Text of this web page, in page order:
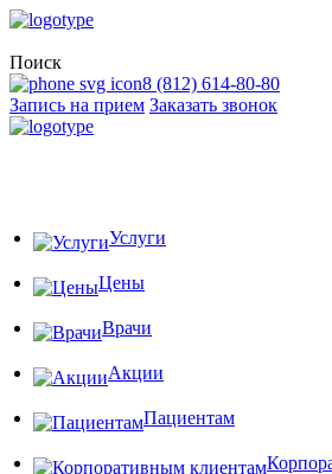
Поиск
8 (812) 614-80-80
Запись на прием Заказать звонок
Услуги
Цены
Врачи
Акции
Пациентам